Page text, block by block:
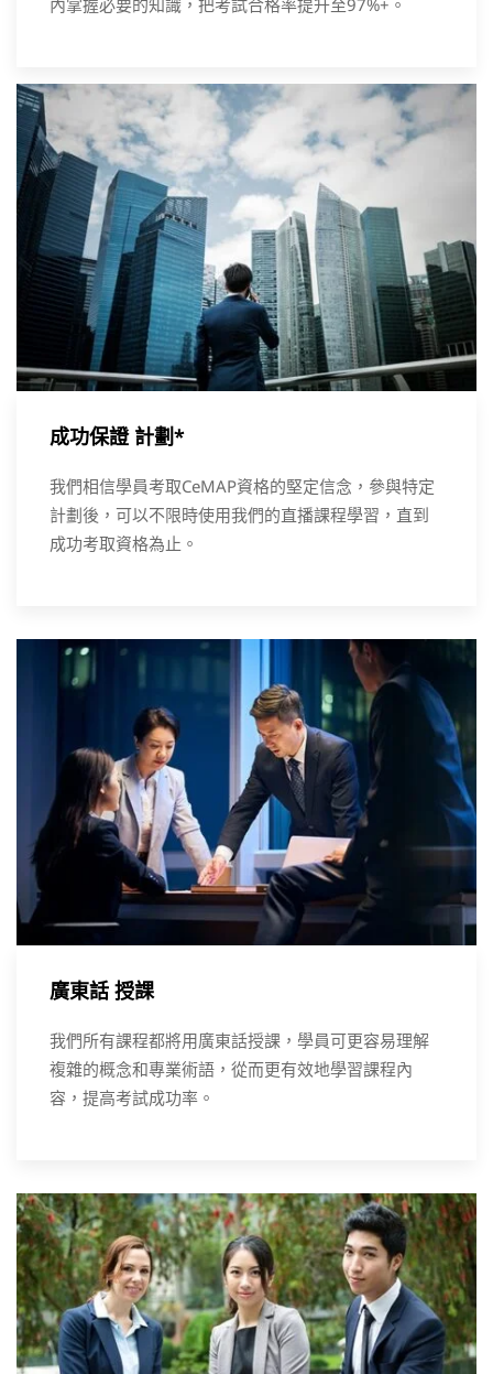
內掌握必要的知識，把考試合格率提升至97%+。
成功保證 計劃*
我們相信學員考取CeMAP資格的堅定信念，參與特定
計劃後，可以不限時使用我們的直播課程學習，直到
成功考取資格為止。
廣東話 授課
我們所有課程都將用廣東話授課，學員可更容易理解
複雜的概念和專業術語，從而更有效地學習課程內
容，提高考試成功率。